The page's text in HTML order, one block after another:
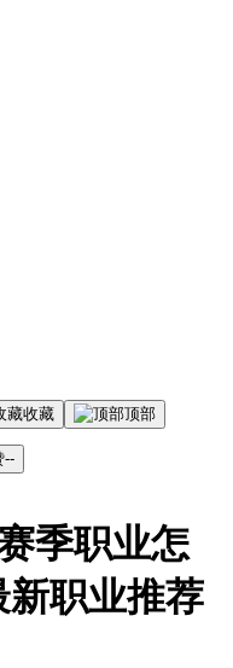
收藏 顶部
--
季职业怎
职业推荐